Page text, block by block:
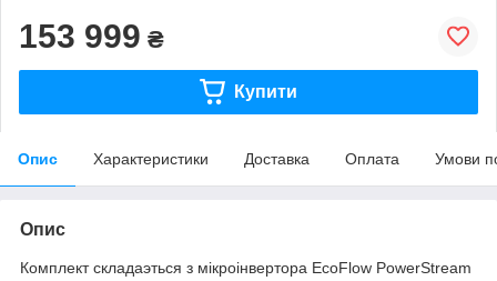
153 999 ₴
Купити
Опис Характеристики Доставка Оплата Умови
Опис
Комплект складаэться з мікроінвертора EcoFlow PowerStream